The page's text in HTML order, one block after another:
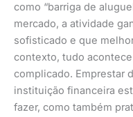
como “barriga de
mercado, a atividade
sofisticado e que
contexto, tudo
complicado. Emprestar
instituição financeira
fazer, como também